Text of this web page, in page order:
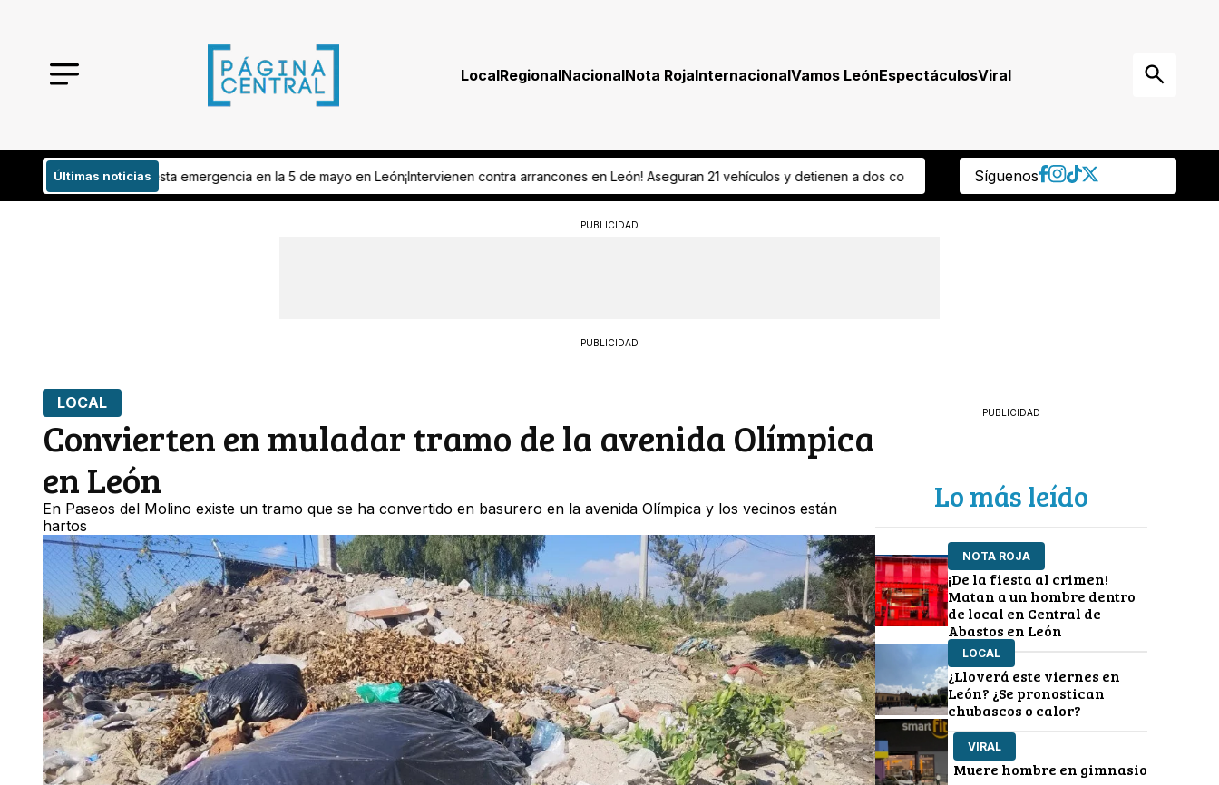
LocalRegionalNacionalNota RojaInternacionalVamos LeónEspectáculosViral
Últimas noticias
en la 5 de mayo en León¡Intervienen contra arrancones en León! Aseguran 21 vehículos y detienen a dos conductores¡Todo listo! Esto invertirán para mejorar infraestructura para el ciclo escolar 2026-
Síguenos
PUBLICIDAD
PUBLICIDAD
LOCAL
Convierten en muladar tramo de la avenida Olímpica
en León
En Paseos del Molino existe un tramo que se ha convertido en basurero en la avenida Olímpica y los vecinos están
hartos
PUBLICIDAD
Lo más leído
NOTA ROJA
¡De la fiesta al crimen!
Matan a un hombre dentro
de local en Central de
Abastos en León
LOCAL
¿Lloverá este viernes en
León? ¿Se pronostican
chubascos o calor?
VIRAL
Muere hombre en gimnasio